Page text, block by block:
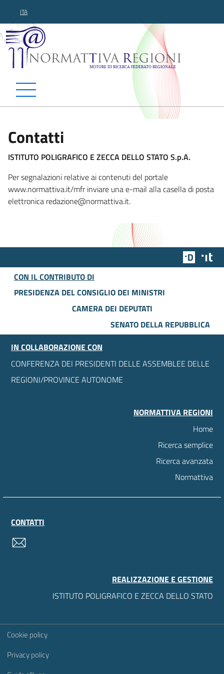
ITA
Normattiva Regioni -
Contatti
ISTITUTO POLIGRAFICO E ZECCA DELLO STATO S.p.A.
Per segnalazioni relative ai contenuti del portale
www.normattiva.it/mfr inviare una e-mail alla casella di posta
elettronica redazione@normattiva.it.
Team
CON IL CONTRIBUTO DI
PRESIDENZA DEL CONSIGLIO DEI MINISTRI
CAMERA DEI DEPUTATI
SENATO DELLA REPUBBLICA
IN COLLABORAZIONE CON
CONFERENZA DEI PRESIDENTI DELLE ASSEMBLEE DELLE
REGIONI/PROVINCE AUTONOME
NORMATTIVA REGIONI
Home
Ricerca semplice
Ricerca avanzata
Normattiva
CONTATTI
REALIZZAZIONE E GESTIONE
ISTITUTO POLIGRAFICO E ZECCA DELLO STATO
Sezione Link Utili
Cookie policy
Privacy policy